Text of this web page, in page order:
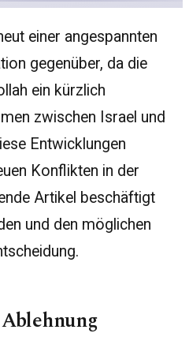
einer angespannten
gegenüber, da die
ein kürzlich
zwischen Israel und
Entwicklungen
Konflikten in der
Artikel beschäftigt
und den möglichen